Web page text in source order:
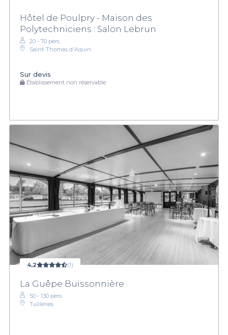
Hôtel de Poulpry - Maison des
Polytechniciens : Salon Lebrun
20 - 70 pers.
Saint-Thomas d'Aquin
Sur devis
Établissement non réservable
4,2 (1)
La Guêpe Buissonnière
50 - 130 pers.
Tuilleries